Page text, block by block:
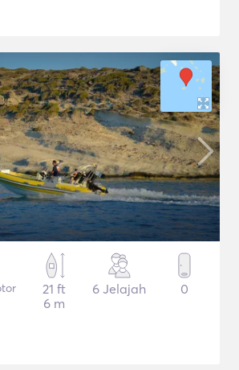
21 ft
6 m
6 Jelajah 0